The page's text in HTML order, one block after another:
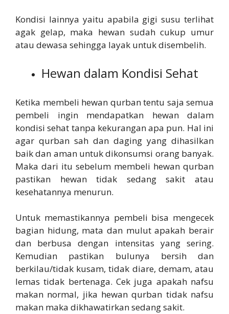
Kondisi lainnya yaitu apabila gigi susu terlihat
agak gelap, maka hewan sudah cukup umur
atau dewasa sehingga layak untuk disembelih.
Hewan dalam Kondisi Sehat
Ketika membeli hewan qurban tentu saja semua
pembeli ingin mendapatkan hewan dalam
kondisi sehat tanpa kekurangan apa pun. Hal ini
agar qurban sah dan daging yang dihasilkan
baik dan aman untuk dikonsumsi orang banyak.
Maka dari itu sebelum membeli hewan qurban
pastikan hewan tidak sedang sakit atau
kesehatannya menurun.
Untuk memastikannya pembeli bisa mengecek
bagian hidung, mata dan mulut apakah berair
dan berbusa dengan intensitas yang sering.
Kemudian pastikan bulunya bersih dan
berkilau/tidak kusam, tidak diare, demam, atau
lemas tidak bertenaga. Cek juga apakah nafsu
makan normal, jika hewan qurban tidak nafsu
makan maka dikhawatirkan sedang sakit.